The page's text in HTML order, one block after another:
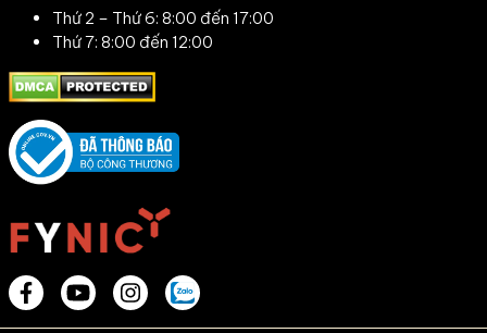
Thứ 2 – Thứ 6: 8:00 đến 17:00
Thứ 7: 8:00 đến 12:00